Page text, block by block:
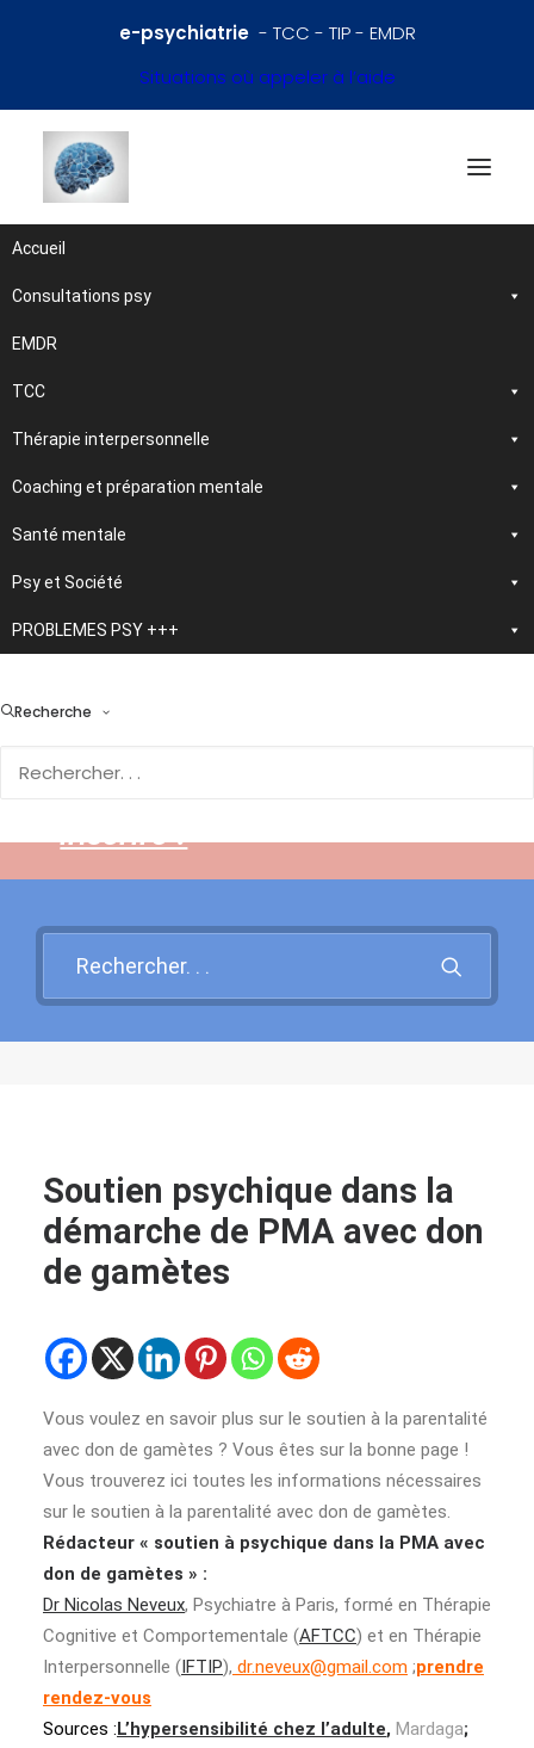
e-psychiatrie- TCC - TIP - EMDR
Situations où appeler à l’aide
Accueil
Consultations psy
EMDR
TCC
Thérapie interpersonnelle
Coaching et préparation mentale
Santé mentale
Psy et Société
PROBLEMES PSY +++
Recherche
et santé mentale
Traitements et
psychothérapies
nouvelle application
Rendez-vous sur cette page
inscrire !
Soutien psychique dans la
démarche de PMA avec don
de gamètes
Vous voulez en savoir plus sur le soutien à la parentalité
avec don de gamètes ? Vous êtes sur la bonne page !
Vous trouverez ici toutes les informations nécessaires
sur le soutien à la parentalité avec don de gamètes.
Rédacteur « soutien à psychique dans la PMA avec
don de gamètes » :
Dr Nicolas Neveux, Psychiatre à Paris, formé en Thérapie
Cognitive et Comportementale (AFTCC) et en Thérapie
Interpersonnelle (IFTIP), dr.neveux@gmail.com ;prendre
rendez-vous
Sources :L’hypersensibilité chez l’adulte, Mardaga;